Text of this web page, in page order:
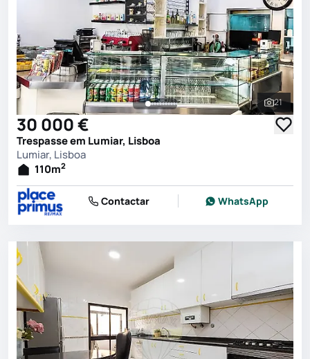
Ver
21
30 000 €
Trespasse em Lumiar, Lisboa
Lumiar, Lisboa
110m2
Contactar WhatsApp